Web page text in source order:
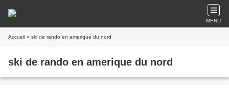
MENU
Accueil » ski de rando en amerique du nord
ski de rando en amerique du nord